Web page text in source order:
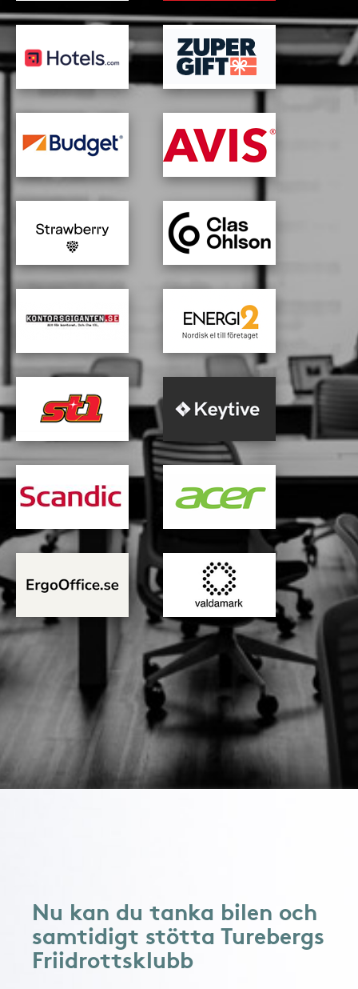
Nu kan du tanka bilen och
samtidigt stötta Turebergs
Friidrottsklubb